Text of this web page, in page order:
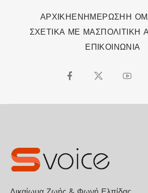
ΑΡΧΙΚΗΕΝΗΜΕΡΩΣΗΗ
ΣΧΕΤΙΚΑ ΜΕ ΜΑΣΠΟΛΙΤΙΚΗ
ΕΠΙΚΟΙΝΩΝΙΑ